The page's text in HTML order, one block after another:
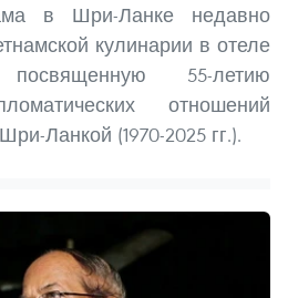
в Шри-Ланке недавно
кулинарии в отеле
55-летию
отношений
Ланкой (1970-2025 гг.).